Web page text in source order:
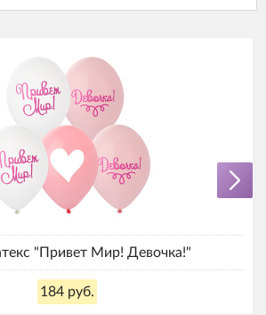
"Привет Мир! Девочка!"
184 руб.